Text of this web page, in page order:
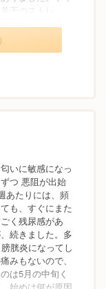
干のストレ...
いに敏感になっ
つ 悪阻が出始
あたりには、頻
も、すぐにまた
く残尿感があ
続きました。多
胱炎になってし
みもないので、
は5月の中旬く